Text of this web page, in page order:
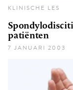
KLINISCHE LES
patiënten
7 JANUARI 2003